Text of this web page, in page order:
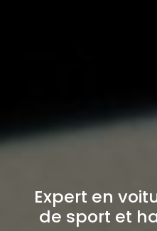
Expert en
de sport et